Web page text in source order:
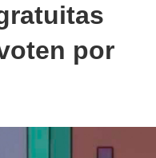
por